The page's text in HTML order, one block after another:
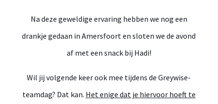
Na deze geweldige ervaring hebben we nog een
drankje gedaan in Amersfoort en sloten we de avond
af met een snack bij Hadi!
Wil jij volgende keer ook mee tijdens de Greywise-
teamdag? Dat kan. Het enige dat je hiervoor hoeft te